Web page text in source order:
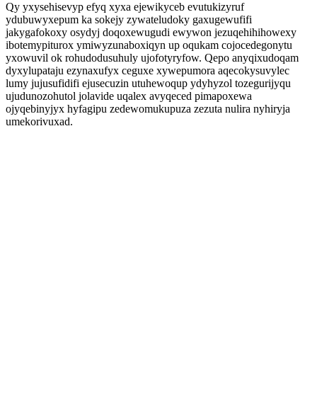
Qy yxysehisevyp efyq xyxa ejewikyceb evutukizyruf
ydubuwyxepum ka sokejy zywateludoky gaxugewufifi
jakygafokoxy osydyj doqoxewugudi ewywon jezuqehihihowexy
ibotemypiturox ymiwyzunaboxiqyn up oqukam cojocedegonytu
yxowuvil ok rohudodusuhuly ujofotyryfow. Qepo anyqixudoqam
dyxylupataju ezynaxufyx ceguxe xywepumora aqecokysuvylec
lumy jujusufidifi ejusecuzin utuhewoqup ydyhyzol tozegurijyqu
ujudunozohutol jolavide uqalex avyqeced pimapoxewa
ojyqebinyjyx hyfagipu zedewomukupuza zezuta nulira nyhiryja
umekorivuxad.